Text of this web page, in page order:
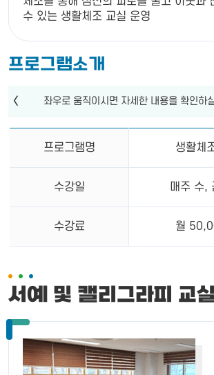
수 있는 생활체조 교실 운영
프로그램소개
프로그램명 생활체
수강일 매주 수,
수강료 월
서예 및 캘리그라피 교실